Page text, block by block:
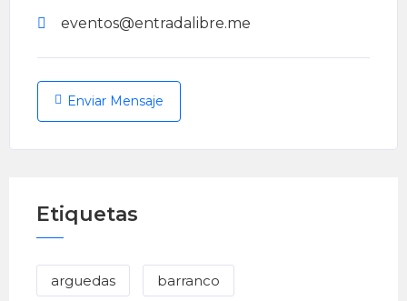
eventos@entradalibre.me
Enviar Mensaje
Etiquetas
arguedas barranco